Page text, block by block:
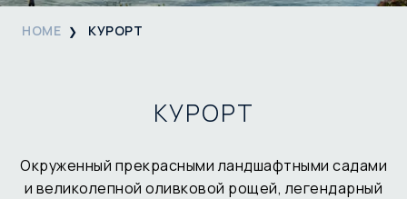
HOME КУРОРТ
КУРОРТ
Окруженный прекрасными ландшафтными садами
и великолепной оливковой рощей, легендарный